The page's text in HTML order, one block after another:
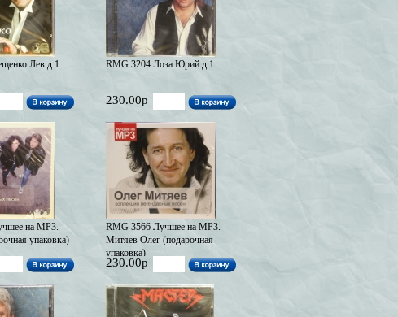
Лев д.1 RMG 3204 Лоза Юрий д.1
230.00р
на MP3.
упаковка)
RMG 3566 Лучшее на MP3.
Митяев Олег (подарочная
упаковка)
230.00р